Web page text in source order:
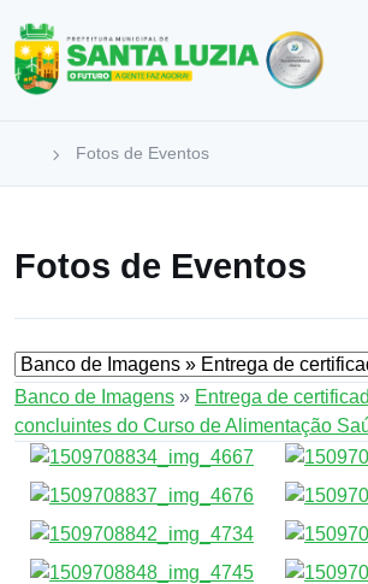
Fotos de Eventos
Fotos de Eventos
Banco de Imagens » Entrega de
concluintes do Curso de Alimentação